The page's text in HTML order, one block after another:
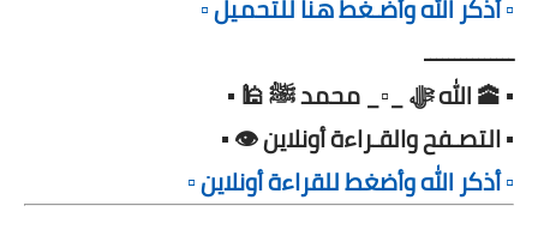
▫️ أذكر الله وأضـغط هنا للتحميل ▫️
ـــــــــــــــ
▪️ 🕋 الله ﷻ _▫️_ محمد ﷺ 🕌 ▪️
▪️ التصـفح والقـراءة أونلاين 👁️ ▪️
▫️ أذكر الله وأضغط للقراءة أونلاين ▫️